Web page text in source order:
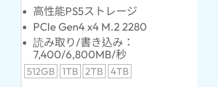
高性能PS5ストレージ
PCIe Gen4 x4 M.2 2280
読み取り/書き込み：
7,400/6,800MB/秒
512GB 1TB 2TB 4TB